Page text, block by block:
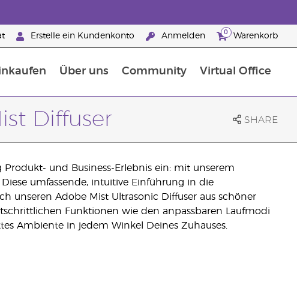
Erstelle ein Kundenkonto Anmelden 0 Warenkorb
Über uns Community Virtual Office
Diffuser SHARE
und Business-Erlebnis ein: mit unserem
umfassende, intuitive Einführung in die
unseren Adobe Mist Ultrasonic Diffuser aus schöner
Funktionen wie den anpassbaren Laufmodi
Ambiente in jedem Winkel Deines Zuhauses.